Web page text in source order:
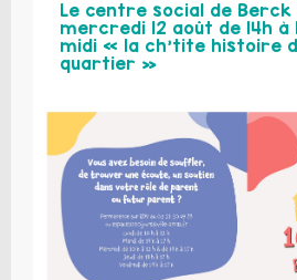
Le centre social de Berck
mercredi 12 août de 14h à
midi « la ch’tite histoire
quartier »